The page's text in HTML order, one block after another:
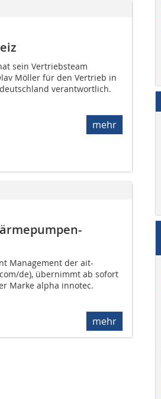
sein Vertriebsteam
Möller für den Vertrieb in
verantwortlich.
mehr
Management der ait-
de), übernimmt ab sofort
Marke alpha innotec.
mehr